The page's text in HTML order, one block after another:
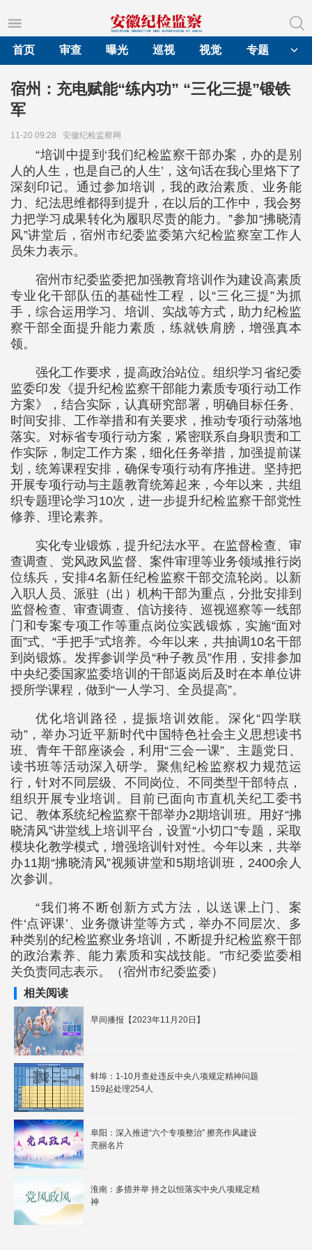
首页
审查 曝光 巡视 视觉 专题
宿州：充电赋能“练内功” “三化三提”锻铁
军
11-20 09:28 安徽纪检监察网
“培训中提到‘我们纪检监察干部办案，办的是别
人的人生，也是自己的人生’，这句话在我心里烙下了
深刻印记。通过参加培训，我的政治素质、业务能
力、纪法思维都得到提升，在以后的工作中，我会努
力把学习成果转化为履职尽责的能力。”参加“拂晓清
风”讲堂后，宿州市纪委监委第六纪检监察室工作人
员朱力表示。
宿州市纪委监委把加强教育培训作为建设高素质
专业化干部队伍的基础性工程，以“三化三提”为抓
手，综合运用学习、培训、实战等方式，助力纪检监
察干部全面提升能力素质，练就铁肩膀，增强真本
领。
强化工作要求，提高政治站位。组织学习省纪委
监委印发《提升纪检监察干部能力素质专项行动工作
方案》，结合实际，认真研究部署，明确目标任务、
时间安排、工作举措和有关要求，推动专项行动落地
落实。对标省专项行动方案，紧密联系自身职责和工
作实际，制定工作方案，细化任务举措，加强提前谋
划，统筹课程安排，确保专项行动有序推进。坚持把
开展专项行动与主题教育统筹起来，今年以来，共组
织专题理论学习10次，进一步提升纪检监察干部党性
修养、理论素养。
实化专业锻炼，提升纪法水平。在监督检查、审
查调查、党风政风监督、案件审理等业务领域推行岗
位练兵，安排4名新任纪检监察干部交流轮岗。以新
入职人员、派驻（出）机构干部为重点，分批安排到
监督检查、审查调查、信访接待、巡视巡察等一线部
门和专案专项工作等重点岗位实践锻炼，实施“面对
面”式、“手把手”式培养。今年以来，共抽调10名干部
到岗锻炼。发挥参训学员“种子教员”作用，安排参加
中央纪委国家监委培训的干部返岗后及时在本单位讲
授所学课程，做到“一人学习、全员提高”。
优化培训路径，提振培训效能。深化“四学联
动”，举办习近平新时代中国特色社会主义思想读书
班、青年干部座谈会，利用“三会一课”、主题党日、
读书班等活动深入研学。聚焦纪检监察权力规范运
行，针对不同层级、不同岗位、不同类型干部特点，
组织开展专业培训。目前已面向市直机关纪工委书
记、教体系统纪检监察干部举办2期培训班。用好“拂
晓清风”讲堂线上培训平台，设置“小切口”专题，采取
模块化教学模式，增强培训针对性。今年以来，共举
办11期“拂晓清风”视频讲堂和5期培训班，2400余人
次参训。
“我们将不断创新方式方法，以送课上门、案
件‘点评课’、业务微讲堂等方式，举办不同层次、多
种类别的纪检监察业务培训，不断提升纪检监察干部
的政治素养、能力素质和实战技能。”市纪委监委相
关负责同志表示。（宿州市纪委监委）
相关阅读
早间播报【2023年11月20日】
蚌埠：1-10月查处违反中央八项规定精神问题
159起处理254人
阜阳：深入推进“六个专项整治” 擦亮作风建设
亮丽名片
淮南：多措并举 持之以恒落实中央八项规定精
神